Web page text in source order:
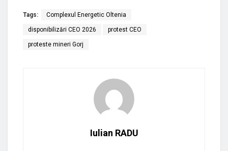
Tags: Complexul Energetic Oltenia
disponibilizări CEO 2026 protest CEO
proteste mineri Gorj
Iulian RADU